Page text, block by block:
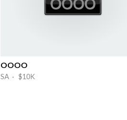
OOOO
SA · $10K